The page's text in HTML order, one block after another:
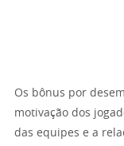
Os bônus por
motivação dos
das equipes e a